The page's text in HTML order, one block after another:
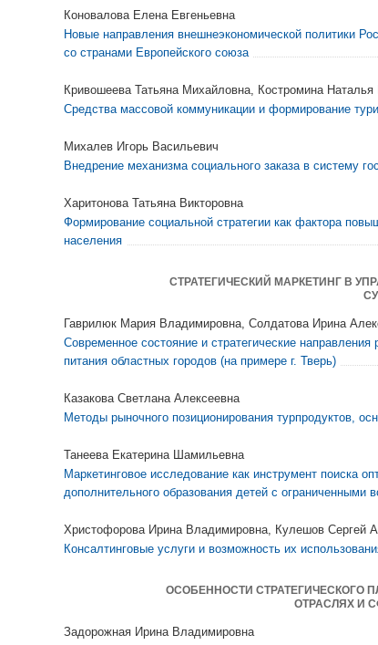
Коновалова Елена Евгеньевна
Новые направления внешнеэкономической политики
со странами Европейского союза
Кривошеева Татьяна Михайловна, Костромина
Средства массовой коммуникации и формирование
Михалев Игорь Васильевич
Внедрение механизма социального заказа в систему
Харитонова Татьяна Викторовна
Формирование социальной стратегии как фактора
населения
СТРАТЕГИЧЕСКИЙ МАРКЕТИНГ В
Гаврилюк Мария Владимировна, Солдатова Ирина
Современное состояние и стратегические направления
питания областных городов (на примере г. Тверь)
Казакова Светлана Алексеевна
Методы рыночного позиционирования турпродуктов,
Танеева Екатерина Шамильевна
Маркетинговое исследование как инструмент поиска
дополнительного образования детей с ограниченными
Христофорова Ирина Владимировна, Кулешов Сергей
Консалтинговые услуги и возможность их
ОСОБЕННОСТИ СТРАТЕГИЧЕСКОГО
ОТРАСЛЯХ И
Задорожная Ирина Владимировна